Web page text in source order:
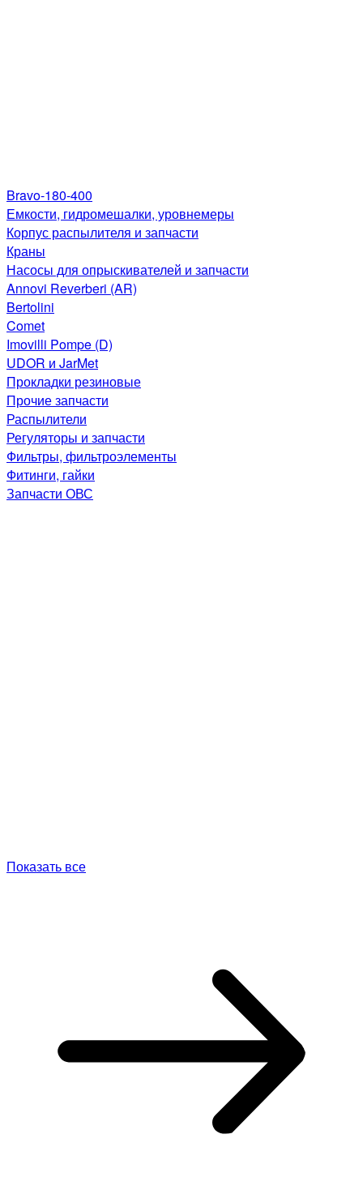
Bravo-180-400
Емкости, гидромешалки, уровнемеры
Корпус распылителя и запчасти
Краны
Насосы для опрыскивателей и запчасти
Annovi Reverberi (AR)
Bertolini
Comet
Imovilli Pompe (D)
UDOR и JarMet
Прокладки резиновые
Прочие запчасти
Распылители
Регуляторы и запчасти
Фильтры, фильтроэлементы
Фитинги, гайки
Запчасти ОВС
Показать все